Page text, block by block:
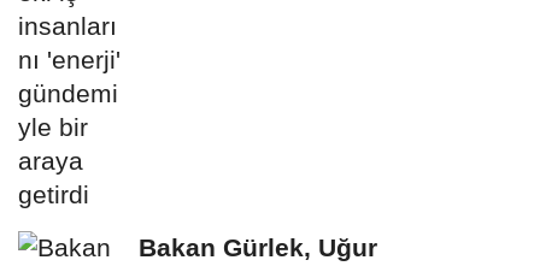
Bakan Gürlek, Uğur